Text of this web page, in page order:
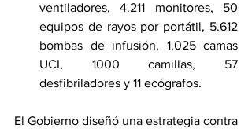
ventiladores, 4.211 monitores, 50
equipos de rayos por portátil, 5.612
bombas de infusión, 1.025 camas
UCI, 1000 camillas, 57
desfibriladores y 11 ecógrafos.
El Gobierno diseñó una estrategia contra